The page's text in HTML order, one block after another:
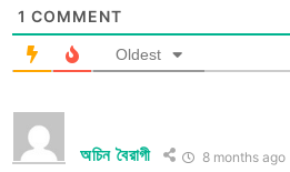
1 COMMENT
Oldest
অচিন বৈরাগী 8 months ago